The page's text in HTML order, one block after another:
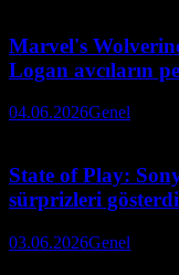
Marvel's
Logan avcıların
04.06.2026Genel
State of Play:
sürprizleri gösterdi
03.06.2026Genel